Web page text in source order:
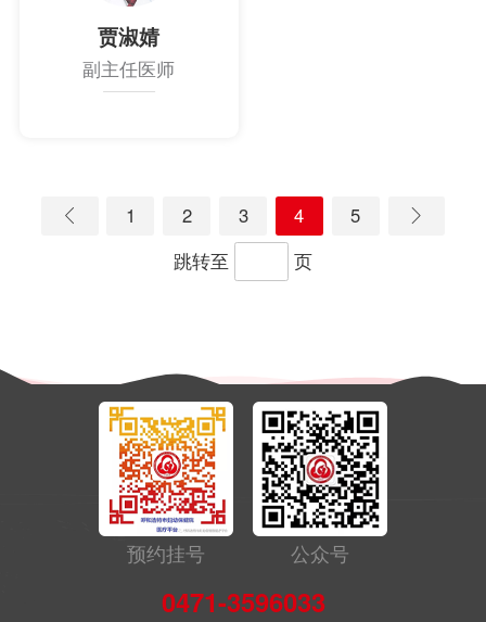
贾淑婧
副主任医师
 1 2 3 4 5 
跳转至 页
预约挂号 公众号
0471-3596033